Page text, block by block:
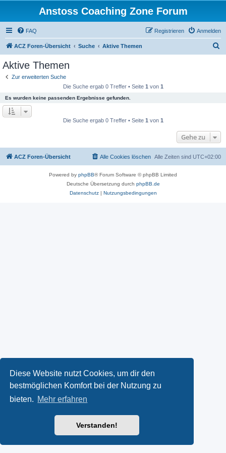
Diese Website nutzt Cookies, um dir den
bestmöglichen Komfort bei der Nutzung zu
bieten. Mehr erfahren
Verstanden!
Anstoss Coaching Zone Forum
FAQ Anmelden
Registrieren
ACZ Foren-Übersicht Suche Aktive Themen
Aktive Themen
Zur erweiterten Suche
Die Suche ergab 0 Treffer • Seite 1 von 1
Es wurden keine passenden Ergebnisse gefunden.
Die Suche ergab 0 Treffer • Seite 1 von 1
Gehe zu
ACZ Foren-Übersicht Alle Zeiten sind UTC+02:00
Alle Cookies löschen
Powered by phpBB® Forum Software © phpBB Limited
Deutsche Übersetzung durch phpBB.de
Datenschutz| Nutzungsbedingungen